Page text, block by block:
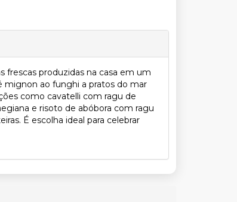
frescas produzidas na casa em um
ao funghi a pratos do mar
como cavatelli com ragu de
e risoto de abóbora com ragu
É escolha ideal para celebrar